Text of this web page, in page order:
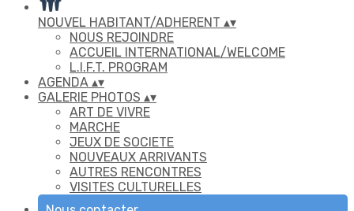
NOUVEL HABITANT/ADHERENT ▴▾
NOUS REJOINDRE
ACCUEIL INTERNATIONAL/WELCOME
L.I.F.T. PROGRAM
AGENDA ▴▾
GALERIE PHOTOS ▴▾
ART DE VIVRE
MARCHE
JEUX DE SOCIETE
NOUVEAUX ARRIVANTS
AUTRES RENCONTRES
VISITES CULTURELLES